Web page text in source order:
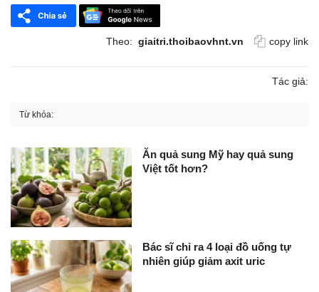
Theo: giaitri.thoibaovhnt.vn copy link
Tác giả:
Từ khóa:
Ăn quả sung Mỹ hay quả sung
Việt tốt hơn?
Bác sĩ chỉ ra 4 loại đồ uống tự
nhiên giúp giảm axit uric